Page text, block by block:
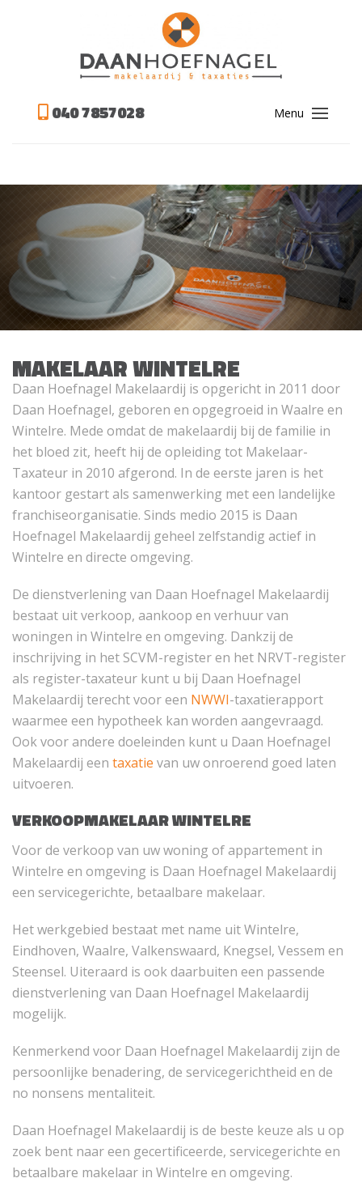
040 7857028
MAKELAAR WINTELRE
Daan Hoefnagel Makelaardij is opgericht in 2011 door
Daan Hoefnagel, geboren en opgegroeid in Waalre en
Wintelre. Mede omdat de makelaardij bij de familie in
het bloed zit, heeft hij de opleiding tot Makelaar-
Taxateur in 2010 afgerond. In de eerste jaren is het
kantoor gestart als samenwerking met een landelijke
franchiseorganisatie. Sinds medio 2015 is Daan
Hoefnagel Makelaardij geheel zelfstandig actief in
Wintelre en directe omgeving.
De dienstverlening van Daan Hoefnagel Makelaardij
bestaat uit verkoop, aankoop en verhuur van
woningen in Wintelre en omgeving. Dankzij de
inschrijving in het SCVM-register en het NRVT-register
als register-taxateur kunt u bij Daan Hoefnagel
Makelaardij terecht voor een NWWI-taxatierapport
waarmee een hypotheek kan worden aangevraagd.
Ook voor andere doeleinden kunt u Daan Hoefnagel
Makelaardij een taxatie van uw onroerend goed laten
uitvoeren.
VERKOOPMAKELAAR WINTELRE
Voor de verkoop van uw woning of appartement in
Wintelre en omgeving is Daan Hoefnagel Makelaardij
een servicegerichte, betaalbare makelaar.
Het werkgebied bestaat met name uit Wintelre,
Eindhoven, Waalre, Valkenswaard, Knegsel, Vessem en
Steensel. Uiteraard is ook daarbuiten een passende
dienstverlening van Daan Hoefnagel Makelaardij
mogelijk.
Kenmerkend voor Daan Hoefnagel Makelaardij zijn de
persoonlijke benadering, de servicegerichtheid en de
no nonsens mentaliteit.
Daan Hoefnagel Makelaardij is de beste keuze als u op
zoek bent naar een gecertificeerde, servicegerichte en
betaalbare makelaar in Wintelre en omgeving.